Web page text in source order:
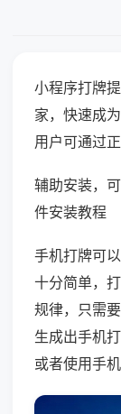
小程序打牌
家，快速成
用户可通过
辅助安装，
件安装教程
手机打牌可
十分简单，
规律，只需
生成出手机
或者使用手